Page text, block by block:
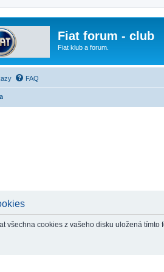
Fiat forum - club
Fiat klub a forum.
FAQ
všechna cookies z vašeho disku uložená tímto